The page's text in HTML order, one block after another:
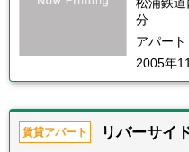
分
アパー
2005年
賃貸アパート リバーサイ